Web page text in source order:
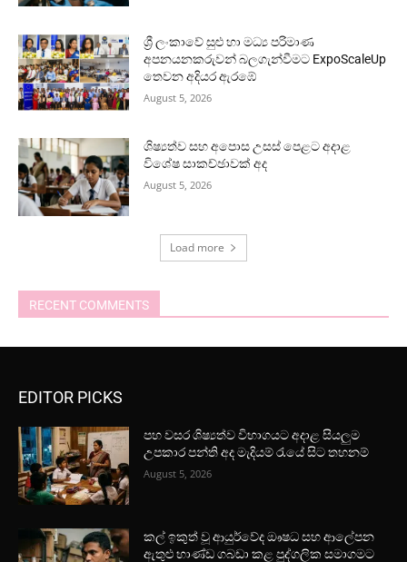
ශ්‍රී ලංකාවේ සුළු හා මධ්‍ය පරිමාණ
අපනයනකරුවන් බලගැන්වීමට ExpoScaleUp
තෙවන අදියර ඇරඹේ
August 5, 2026
ශිෂ්‍යත්ව සහ අපොස උසස් පෙළට අදාළ
විශේෂ සාකච්ඡාවක් අද
August 5, 2026
Load more
RECENT COMMENTS
EDITOR PICKS
පහ වසර ශිෂ්‍යත්ව විභාගයට අදාළ සියලුම
උපකාර පන්ති අද මැදියම් රැයේ සිට තහනම්
August 5, 2026
කල් ඉකුත් වූ ආයුර්වේද ඖෂධ සහ ආලේපන
ඇතුළු භාණ්ඩ ගබඩා කළ පුද්ගලික සමාගමට